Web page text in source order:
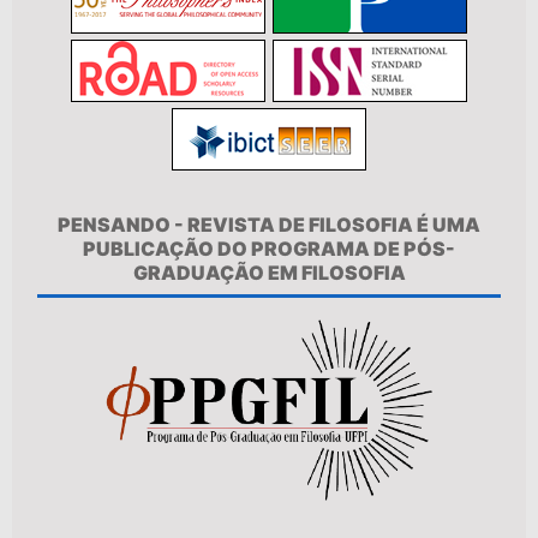
PENSANDO - REVISTA DE FILOSOFIA É UMA
PUBLICAÇÃO DO PROGRAMA DE PÓS-
GRADUAÇÃO EM FILOSOFIA